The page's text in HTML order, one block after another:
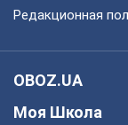
Редакционная
OBOZ.UA
Моя Школа